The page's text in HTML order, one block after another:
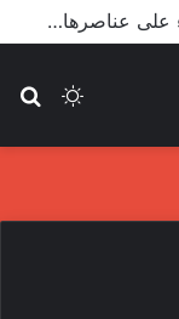
الأعور: اتفاقية ترسيم الحدود مع تركيا على طاولة النواب والاعتماد مرجّح
الوضع